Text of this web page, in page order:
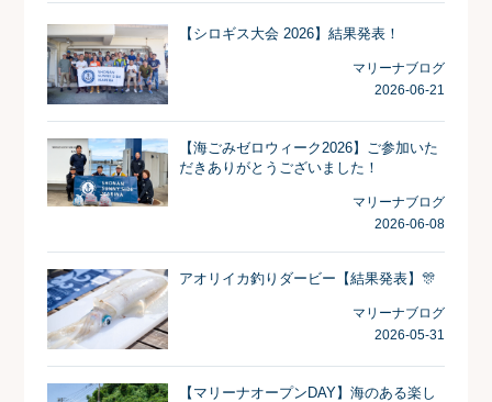
【シロギス大会 2026】結果発表！
マリーナブログ
2026-06-21
【海ごみゼロウィーク2026】ご参加いた
だきありがとうございました！
マリーナブログ
2026-06-08
アオリイカ釣りダービー【結果発表】🎊
マリーナブログ
2026-05-31
【マリーナオープンDAY】海のある楽し